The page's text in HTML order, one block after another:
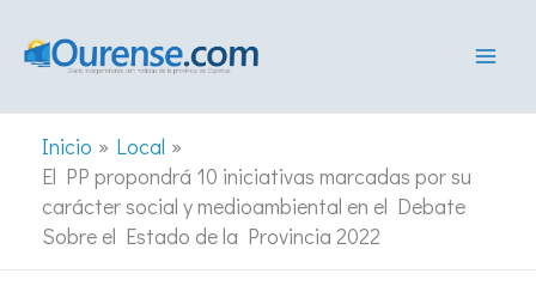
Inicio
Local
El PP propondrá 10 iniciativas marcadas por su
carácter social y medioambiental en el Debate
Sobre el Estado de la Provincia 2022